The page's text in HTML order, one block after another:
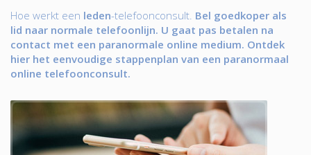
Hoe werkt een leden-telefoonconsult. Bel goedkoper als
lid naar normale telefoonlijn. U gaat pas betalen na
contact met een paranormale online medium. Ontdek
hier het eenvoudige stappenplan van een paranormaal
online telefoonconsult.